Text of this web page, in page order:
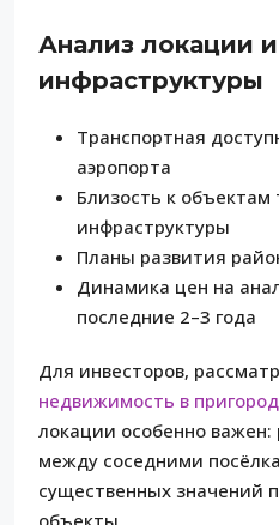
Анализ локации и
инфраструктуры
Транспортная
аэропорта
Близость к объектам
инфраструктуры
Планы развития
Динамика цен на
последние 2–3 года
Для инвесторов,
недвижимость в
локации особенно важен:
между соседними
существенных значений
объекты.